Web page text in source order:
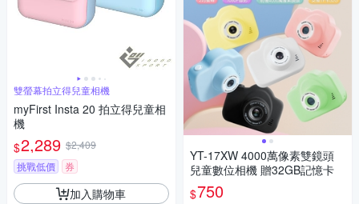
雙螢幕拍立得兒童相機
myFirst Insta 20 拍立得兒童相
機
$2,289 $2,409
挑戰低價
券
加入購物車
YT-17XW 4000萬像素雙鏡頭
兒童數位相機 贈32GB記憶卡
$750